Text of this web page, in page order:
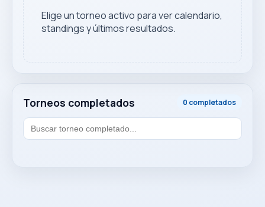
Torneos completados 0 completados
Elige un torneo activo para ver calendario,
standings y últimos resultados.